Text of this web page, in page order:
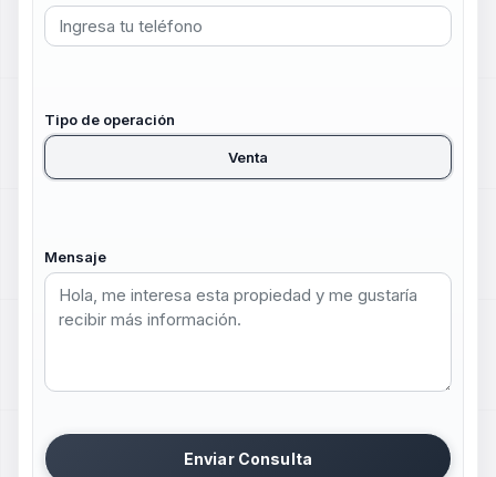
Tipo de operación
Venta
Mensaje
Enviar Consulta